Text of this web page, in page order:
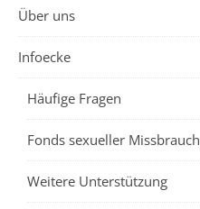
Über uns
Infoecke
Häufige Fragen
Fonds sexueller Missbrauch
Weitere Unterstützung